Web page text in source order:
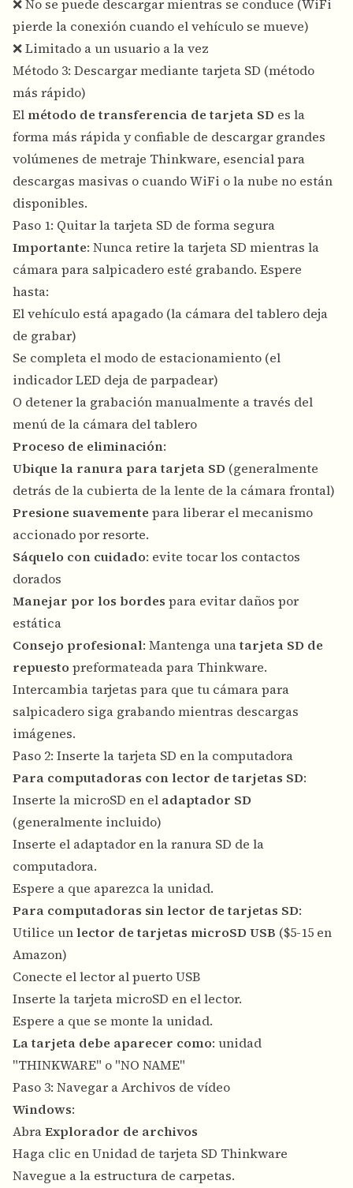
❌ No se puede descargar mientras se conduce (WiFi
pierde la conexión cuando el vehículo se mueve)
❌ Limitado a un usuario a la vez
Método 3: Descargar mediante tarjeta SD (método
más rápido)
El método de transferencia de tarjeta SD es la
forma más rápida y confiable de descargar grandes
volúmenes de metraje Thinkware, esencial para
descargas masivas o cuando WiFi o la nube no están
disponibles.
Paso 1: Quitar la tarjeta SD de forma segura
Importante: Nunca retire la tarjeta SD mientras la
cámara para salpicadero esté grabando. Espere
hasta:
El vehículo está apagado (la cámara del tablero deja
de grabar)
Se completa el modo de estacionamiento (el
indicador LED deja de parpadear)
O detener la grabación manualmente a través del
menú de la cámara del tablero
Proceso de eliminación:
Ubique la ranura para tarjeta SD (generalmente
detrás de la cubierta de la lente de la cámara frontal)
Presione suavemente para liberar el mecanismo
accionado por resorte.
Sáquelo con cuidado: evite tocar los contactos
dorados
Manejar por los bordes para evitar daños por
estática
Consejo profesional: Mantenga unatarjeta SD de
repuesto preformateada para Thinkware.
Intercambia tarjetas para que tu cámara para
salpicadero siga grabando mientras descargas
imágenes.
Paso 2: Inserte la tarjeta SD en la computadora
Para computadoras con lector de tarjetas SD:
Inserte la microSD en el adaptador SD
(generalmente incluido)
Inserte el adaptador en la ranura SD de la
computadora.
Espere a que aparezca la unidad.
Para computadoras sin lector de tarjetas SD:
Utilice unlector de tarjetas microSD USB ($5-15 en
Amazon)
Conecte el lector al puerto USB
Inserte la tarjeta microSD en el lector.
Espere a que se monte la unidad.
La tarjeta debe aparecer como: unidad
"THINKWARE" o "NO NAME"
Paso 3: Navegar a Archivos de vídeo
Windows:
AbraExplorador de archivos
Haga clic en Unidad de tarjeta SD Thinkware
Navegue a la estructura de carpetas.